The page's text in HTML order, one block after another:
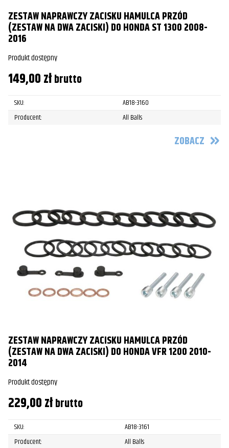
ZESTAW NAPRAWCZY ZACISKU HAMULCA PRZÓD
(ZESTAW NA DWA ZACISKI) DO HONDA ST 1300 2008-
2016
Produkt dostępny
149,00złbrutto
SKU:
AB18-3160
Producent:
All Balls
ZOBACZ
ZESTAW NAPRAWCZY ZACISKU HAMULCA PRZÓD
(ZESTAW NA DWA ZACISKI) DO HONDA VFR 1200 2010-
2014
Produkt dostępny
229,00złbrutto
SKU:
AB18-3161
Producent:
All Balls